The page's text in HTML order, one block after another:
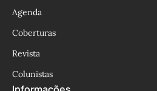
Agenda
Coberturas
Revista
Colunistas